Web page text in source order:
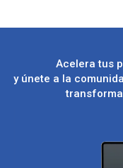
Acelera tus
y únete a la